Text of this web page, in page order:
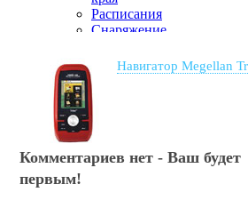
Навигатор Megellan
Комментариев нет - Ваш будет
первым!